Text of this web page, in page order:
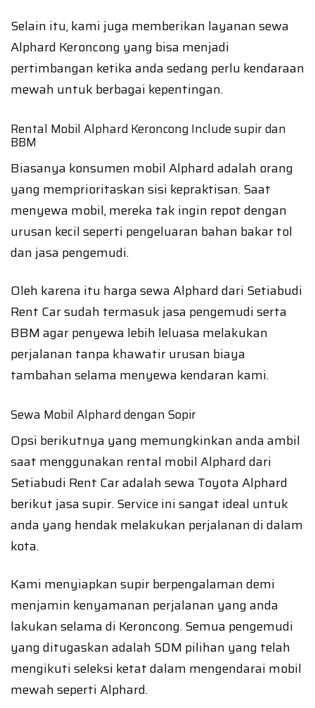
Selain itu, kami juga memberikan layanan sewa
Alphard Keroncong yang bisa menjadi
pertimbangan ketika anda sedang perlu kendaraan
mewah untuk berbagai kepentingan.
Rental Mobil Alphard Keroncong Include supir dan
BBM
Biasanya konsumen mobil Alphard adalah orang
yang memprioritaskan sisi kepraktisan. Saat
menyewa mobil, mereka tak ingin repot dengan
urusan kecil seperti pengeluaran bahan bakar tol
dan jasa pengemudi.
Oleh karena itu harga sewa Alphard dari Setiabudi
Rent Car sudah termasuk jasa pengemudi serta
BBM agar penyewa lebih leluasa melakukan
perjalanan tanpa khawatir urusan biaya
tambahan selama menyewa kendaran kami.
Sewa Mobil Alphard dengan Sopir
Opsi berikutnya yang memungkinkan anda ambil
saat menggunakan rental mobil Alphard dari
Setiabudi Rent Car adalah sewa Toyota Alphard
berikut jasa supir. Service ini sangat ideal untuk
anda yang hendak melakukan perjalanan di dalam
kota.
Kami menyiapkan supir berpengalaman demi
menjamin kenyamanan perjalanan yang anda
lakukan selama di Keroncong. Semua pengemudi
yang ditugaskan adalah SDM pilihan yang telah
mengikuti seleksi ketat dalam mengendarai mobil
mewah seperti Alphard.